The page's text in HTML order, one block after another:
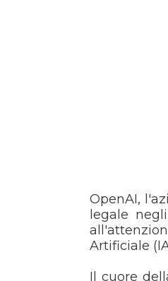
OpenAI,
legale
Artificiale
Il cuore